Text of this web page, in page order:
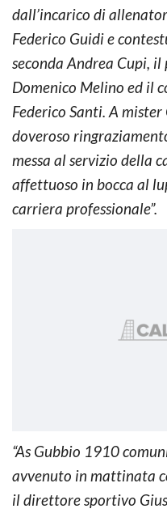
dall’incarico di
Federico Guidi e
seconda Andrea Cupi,
Domenico Melino ed il
Federico Santi. A
doveroso
messa al servizio della
affettuoso in bocca al
carriera professionale”.
“As Gubbio 1910
avvenuto in mattinata
il direttore sportivo